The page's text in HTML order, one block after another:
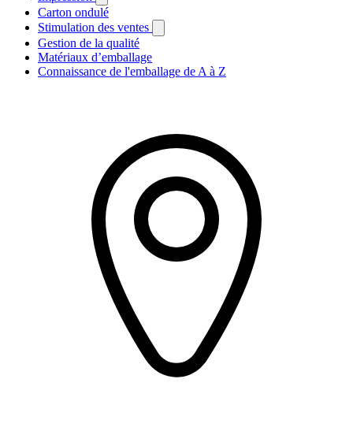
Carton ondulé
Stimulation des ventes
Gestion de la qualité
Matériaux d’emballage
Connaissance de l'emballage de A à Z